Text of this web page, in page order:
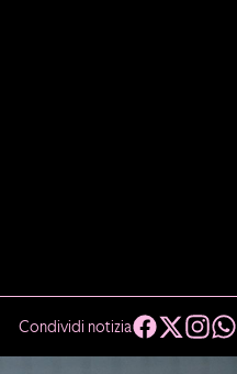
Condividi notizia